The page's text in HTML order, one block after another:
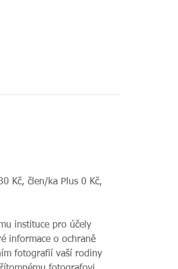
Kč, člen/ka Plus 0 Kč,
instituce pro účely
informace o ochraně
fotografií vaší rodiny